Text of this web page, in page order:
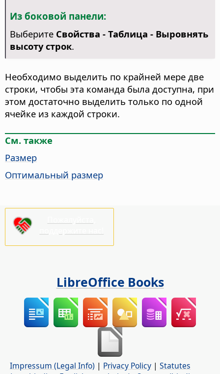
Из боковой панели:
Выберите Свойства - Таблица - Выровнять
высоту строк.
Необходимо выделить по крайней мере две
строки, чтобы эта команда была доступна, при
этом достаточно выделить только по одной
ячейке из каждой строки.
См. также
Размер
Оптимальный размер
LibreOffice Books
Impressum (Legal Info) | Privacy Policy | Statutes